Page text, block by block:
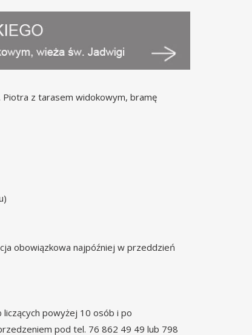
Piotra z tarasem widokowym, bramę
obowiązkowa najpóźniej w przeddzień
powyżej 10 osób i po
pod tel. 76 862 49 49 lub 798